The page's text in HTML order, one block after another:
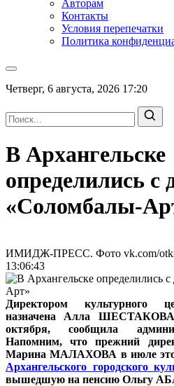
Авторам
Контакты
Условия перепечатки
Политика
Четверг, 6 августа, 2026 17:20
В Архангельске
определились с
«Соломбалы-
ИМИДЖ-ПРЕСС. Фото vk.com/
13:06:43
Директором культурного
назначена Алла
октября, сообщила
Напомним, что прежний
Марина МАЛАХОВА в июле
Архангельского городского
вышедшую на пенсию Ольгу